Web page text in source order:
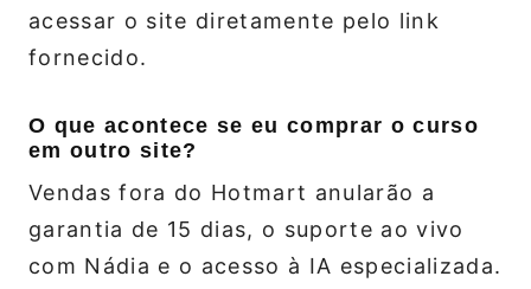
acessar o site diretamente pelo link
fornecido.
O que acontece se eu comprar o curso
em outro site?
Vendas fora do Hotmart anularão a
garantia de 15 dias, o suporte ao vivo
com Nádia e o acesso à IA especializada.